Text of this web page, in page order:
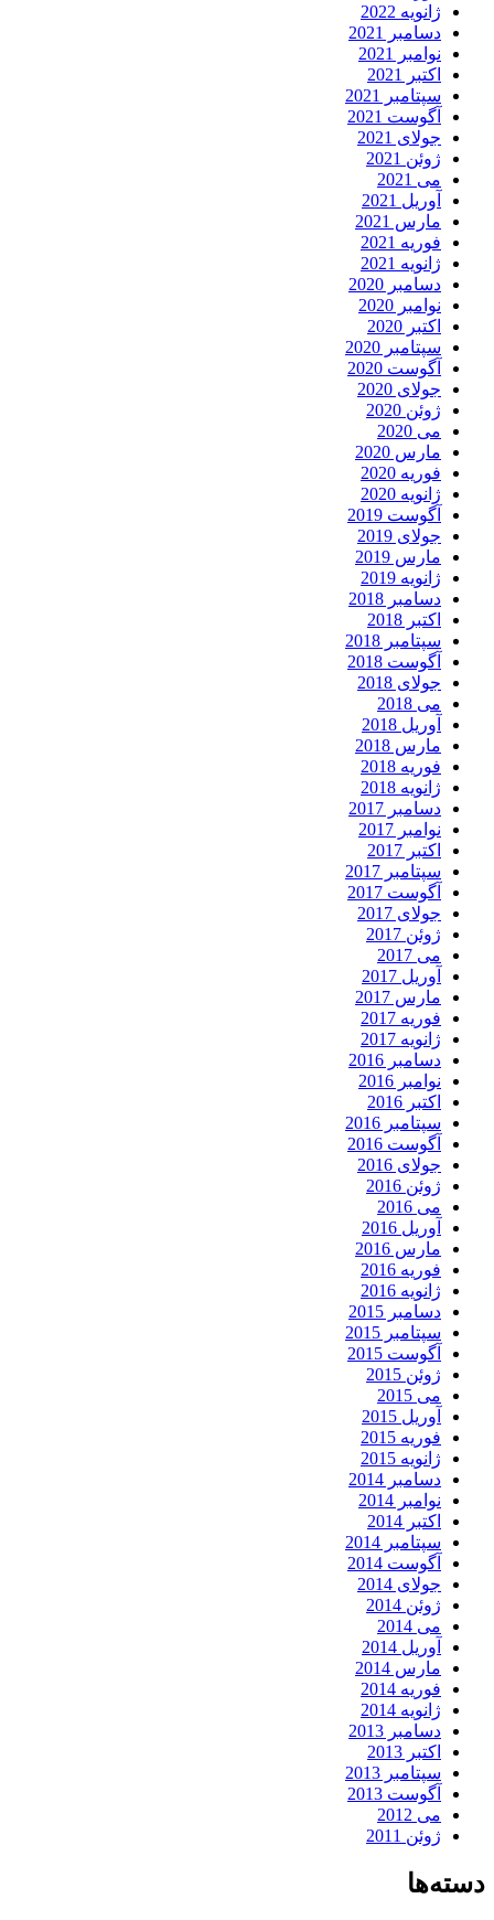
ژانویه 2022
دسامبر 2021
نوامبر 2021
اکتبر 2021
سپتامبر 2021
آگوست 2021
جولای 2021
ژوئن 2021
می 2021
آوریل 2021
مارس 2021
فوریه 2021
ژانویه 2021
دسامبر 2020
نوامبر 2020
اکتبر 2020
سپتامبر 2020
آگوست 2020
جولای 2020
ژوئن 2020
می 2020
مارس 2020
فوریه 2020
ژانویه 2020
آگوست 2019
جولای 2019
مارس 2019
ژانویه 2019
دسامبر 2018
اکتبر 2018
سپتامبر 2018
آگوست 2018
جولای 2018
می 2018
آوریل 2018
مارس 2018
فوریه 2018
ژانویه 2018
دسامبر 2017
نوامبر 2017
اکتبر 2017
سپتامبر 2017
آگوست 2017
جولای 2017
ژوئن 2017
می 2017
آوریل 2017
مارس 2017
فوریه 2017
ژانویه 2017
دسامبر 2016
نوامبر 2016
اکتبر 2016
سپتامبر 2016
آگوست 2016
جولای 2016
ژوئن 2016
می 2016
آوریل 2016
مارس 2016
فوریه 2016
ژانویه 2016
دسامبر 2015
سپتامبر 2015
آگوست 2015
ژوئن 2015
می 2015
آوریل 2015
فوریه 2015
ژانویه 2015
دسامبر 2014
نوامبر 2014
اکتبر 2014
سپتامبر 2014
آگوست 2014
جولای 2014
ژوئن 2014
می 2014
آوریل 2014
مارس 2014
فوریه 2014
ژانویه 2014
دسامبر 2013
اکتبر 2013
سپتامبر 2013
آگوست 2013
می 2012
ژوئن 2011
دسته‌ها